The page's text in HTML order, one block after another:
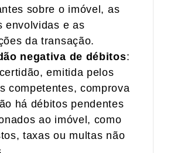
sobre o imóvel, as
envolvidas e as
da transação.
negativa de débitos:
emitida pelos
competentes, comprova
há débitos pendentes
ao imóvel, como
taxas ou multas não